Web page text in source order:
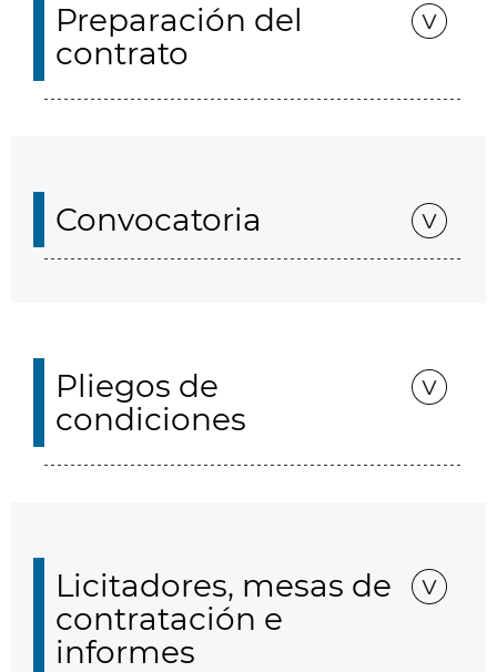
Preparación del
contrato
Convocatoria
Pliegos de
condiciones
Licitadores, mesas de
contratación e
informes